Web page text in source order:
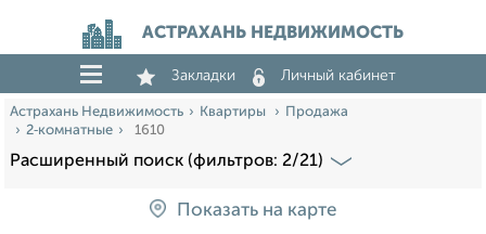
АСТРАХАНЬ НЕДВИЖИМОСТЬ
Закладки Личный кабинет
Астрахань Недвижимость Квартиры
Продажа
2‑комнатные
1610
Расширенный поиск (фильтров: 2/21)
Показать на карте